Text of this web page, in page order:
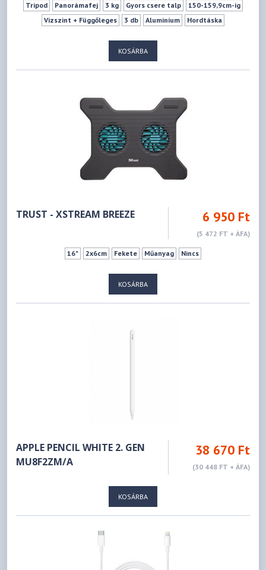
Tripod Panorámafej 3 kg Gyors csere talp
150-159,9cm-ig
Vizszint + Függőleges
3 db Aluminium Hordtáska
KOSÁRBA
TRUST - XSTREAM BREEZE 6 950 Ft
(5 472 FT + ÁFA)
16" 2x6cm Fekete Műanyag Nincs
KOSÁRBA
APPLE PENCIL WHITE 2. GEN
MU8F2ZM/A
38 670 Ft
(30 448 FT + ÁFA)
KOSÁRBA